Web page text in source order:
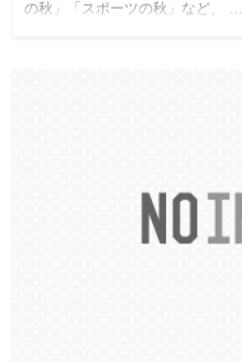
の秋」「スポーツの秋」など、 …